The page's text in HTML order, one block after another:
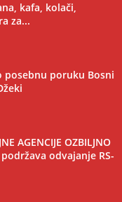
kafa, kolači,
za...
poruku Bosni
AGENCIJE OZBILJNO
podržava odvajanje RS-